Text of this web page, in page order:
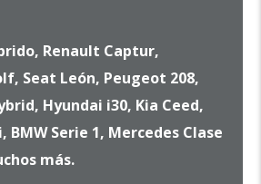
Renault Captur,
Seat León, Peugeot 208,
Hyundai i30, Kia Ceed,
BMW Serie 1, Mercedes Clase
más.